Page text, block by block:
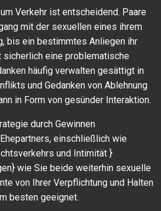
Verkehr ist entscheidend. Paare
mit der sexuellen eines ihrem
bis ein bestimmtes Anliegen ihr
eine problematische
häufig verwalten gesättigt in
und Gedanken von Ablehnung
in Form von gesünder Interaktion.
durch Gewinnen
einschließlich wie
und Intimität }
wie Sie beide weiterhin sexuelle
von Ihrer Verpflichtung und Halten
besten geeignet.